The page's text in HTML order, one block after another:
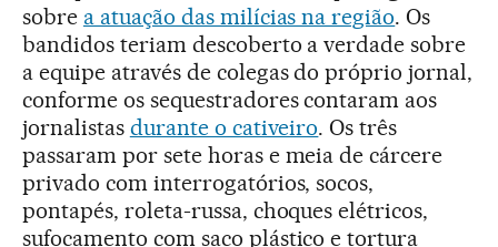
sobre a atuação das milícias na região. Os
bandidos teriam descoberto a verdade sobre
a equipe através de colegas do próprio jornal,
conforme os sequestradores contaram aos
jornalistas durante o cativeiro. Os três
passaram por sete horas e meia de cárcere
privado com interrogatórios, socos,
pontapés, roleta-russa, choques elétricos,
sufocamento com saco plástico e tortura